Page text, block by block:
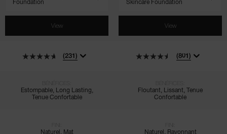
View
(231)
Estompable, Long Lasting,
Tenue Confortable
Naturel, Mat
View
(801)
Floutant, Lissant, Tenue
Confortable
Naturel, Rayonnant